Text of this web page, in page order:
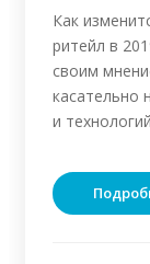
Как
ритейл в
своим
касательно
и